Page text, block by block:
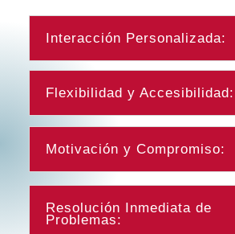
Interacción Personalizada:
Flexibilidad y Accesibilidad:
Motivación y Compromiso:
Resolución Inmediata de
Problemas: